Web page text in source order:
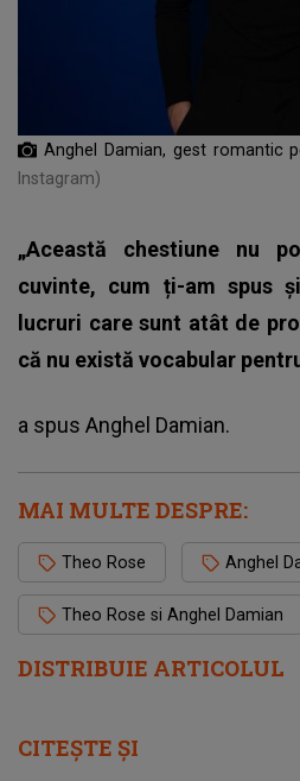
DISTRIBUIE ARTICOLUL
Anghel Damian, gest romantic
Instagram)
„Această chestiune nu
cuvinte, cum ți-am spus
lucruri care sunt atât de
că nu există vocabular
a spus Anghel Damian.
MAI MULTE DESPRE:
Theo Rose Anghel
Theo Rose si Anghel Damian
CITEȘTE ȘI